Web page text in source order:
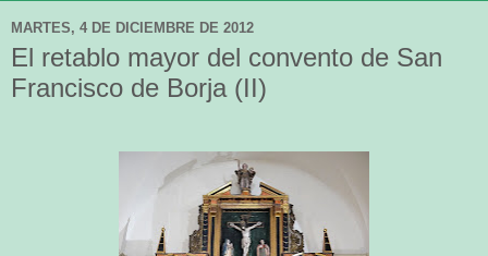
MARTES, 4 DE DICIEMBRE DE 2012
El retablo mayor del convento de San
Francisco de Borja (II)